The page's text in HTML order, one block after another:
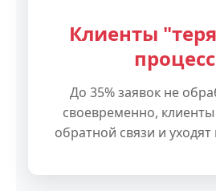
Клиенты
До 35% заявок не
своевременно,
обратной связи и